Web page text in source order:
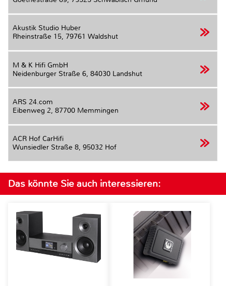
Akustik Studio Huber
Rheinstraße 15, 79761 Waldshut
M & K Hifi GmbH
Neidenburger Straße 6, 84030 Landshut
ARS 24.com
Eibenweg 2, 87700 Memmingen
ACR Hof CarHifi
Wunsiedler Straße 8, 95032 Hof
Das könnte Sie auch interessieren: